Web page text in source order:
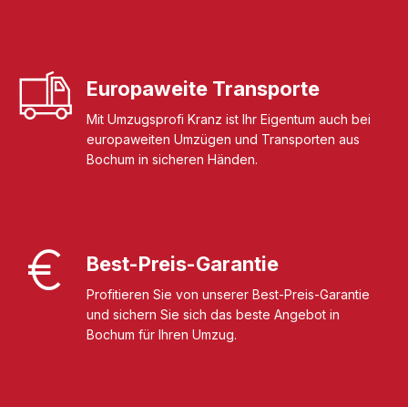
Europaweite Transporte
Mit Umzugsprofi Kranz ist Ihr Eigentum auch bei
europaweiten Umzügen und Transporten aus
Bochum in sicheren Händen.
Best-Preis-Garantie
Profitieren Sie von unserer Best-Preis-Garantie
und sichern Sie sich das beste Angebot in
Bochum für Ihren Umzug.